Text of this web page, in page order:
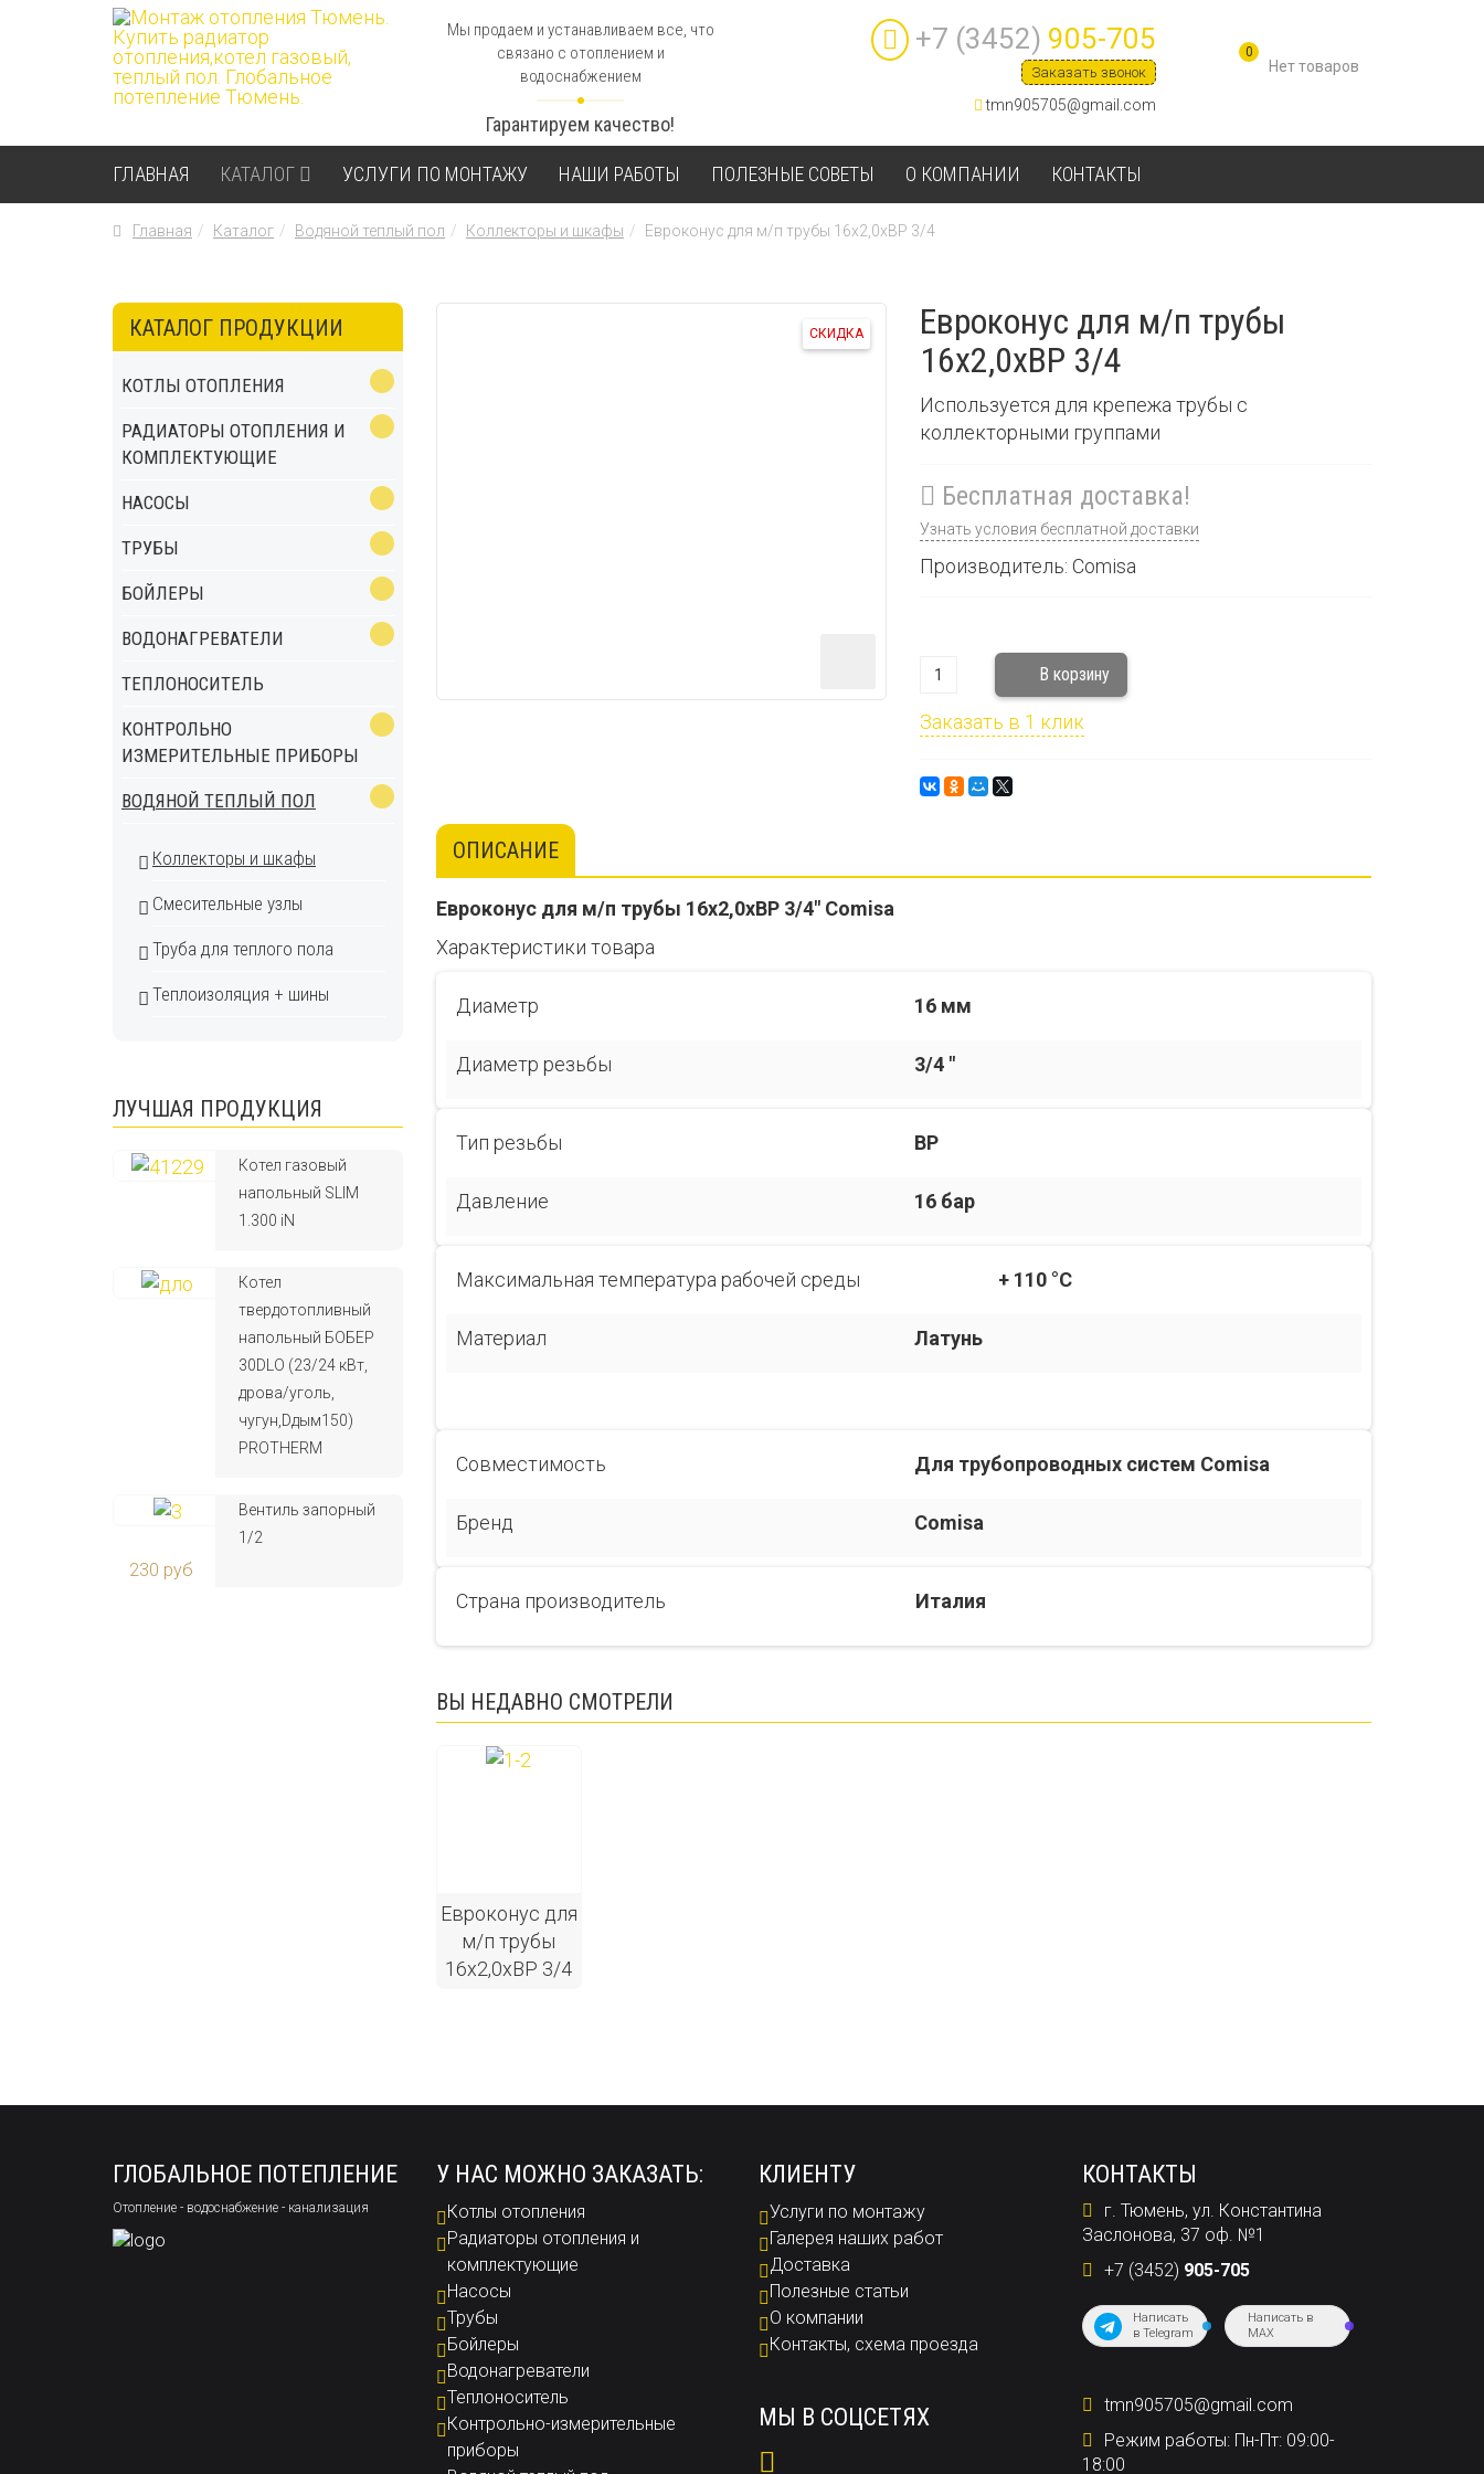
Мы продаем и устанавливаем все, что
связано с отоплением и
водоснабжением
Гарантируем качество!
+7 (3452) 905-705
Заказать звонок
tmn905705@gmail.com
0
ГЛАВНАЯ КАТАЛОГ УСЛУГИ ПО МОНТАЖУ НАШИ РАБОТЫ ПОЛЕЗНЫЕ СОВЕТЫ О КОМПАНИИ КОНТАКТЫ
Главная Каталог Водяной теплый пол Коллекторы и шкафы Евроконус для м/п трубы 16х2,0хВР 3/4
СКИДКА
Евроконус для м/п трубы
16х2,0хВР 3/4
Используется для крепежа трубы с
коллекторными группами
Бесплатная доставка!
Узнать условия бесплатной доставки
Производитель: Comisa
Заказать в 1 клик
ОПИСАНИЕ
Евроконус для м/п трубы 16х2,0хВР 3/4" Comisa
Характеристики товара
Диаметр 16 мм
Диаметр резьбы 3/4 "
Тип резьбы ВР
Давление 16 бар
Максимальная температура рабочей среды + 110 °С
Материал Латунь
Совместимость Для трубопроводных систем Comisa
Бренд Comisa
Страна производитель Италия
ВЫ НЕДАВНО СМОТРЕЛИ
Евроконус для
м/п трубы
16х2,0хВР 3/4
КАТАЛОГ ПРОДУКЦИИ
КОТЛЫ ОТОПЛЕНИЯ
РАДИАТОРЫ ОТОПЛЕНИЯ И
КОМПЛЕКТУЮЩИЕ
НАСОСЫ
ТРУБЫ
БОЙЛЕРЫ
ВОДОНАГРЕВАТЕЛИ
ТЕПЛОНОСИТЕЛЬ
КОНТРОЛЬНО
ИЗМЕРИТЕЛЬНЫЕ ПРИБОРЫ
ВОДЯНОЙ ТЕПЛЫЙ ПОЛ
Коллекторы и шкафы
Смесительные узлы
Труба для теплого пола
Теплоизоляция + шины
ЛУЧШАЯ ПРОДУКЦИЯ
Котел газовый
напольный SLIM
1.300 iN
Котел
твердотопливный
напольный БОБЕР
30DLO (23/24 кВт,
дрова/уголь,
чугун,Dдым150)
PROTHERM
Вентиль запорный
1/2
230 руб
ГЛОБАЛЬНОЕ ПОТЕПЛЕНИЕ
Отопление - водоснабжение - канализация
У НАС МОЖНО ЗАКАЗАТЬ:
Котлы отопления
Радиаторы отопления и
комплектующие
Насосы
Трубы
Бойлеры
Водонагреватели
Теплоноситель
Контрольно-измерительные
приборы
КЛИЕНТУ
Услуги по монтажу
Галерея наших работ
Доставка
Полезные статьи
О компании
Контакты, схема проезда
МЫ В СОЦСЕТЯХ
КОНТАКТЫ
г. Тюмень, ул. Константина
Заслонова, 37 оф. №1
+7 (3452) 905-705
Написать
в Telegram
Написать в
MAX
tmn905705@gmail.com
Режим работы: Пн-Пт: 09:00-
18:00